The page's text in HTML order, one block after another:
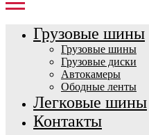
Грузовые шины
Грузовые шины
Грузовые диски
Автокамеры
Ободные ленты
Легковые шины
Контакты